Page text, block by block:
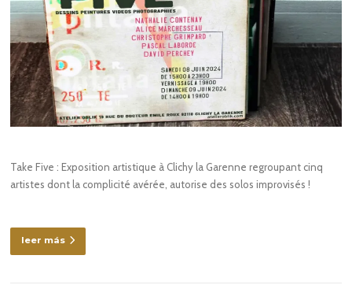
Take Five : Exposition artistique à Clichy la Garenne regroupant cinq
artistes dont la complicité avérée, autorise des solos improvisés !
leer más